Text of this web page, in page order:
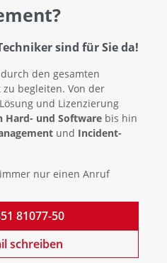
sind für Sie da!
den gesamten
zu begleiten. Von der
und Lizenzierung
Hard- und Software bis hin
und Incident-
nur einen Anruf
81077-50
schreiben